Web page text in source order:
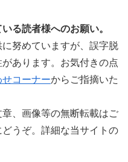
る読者様へのお願い。
努めていますが、誤字脱
あります。お気付きの点
コーナーからご指摘いた
、画像等の無断転載はご
うぞ。詳細な当サイトの